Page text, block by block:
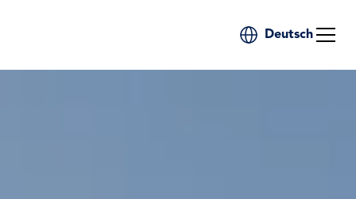
Deutsch